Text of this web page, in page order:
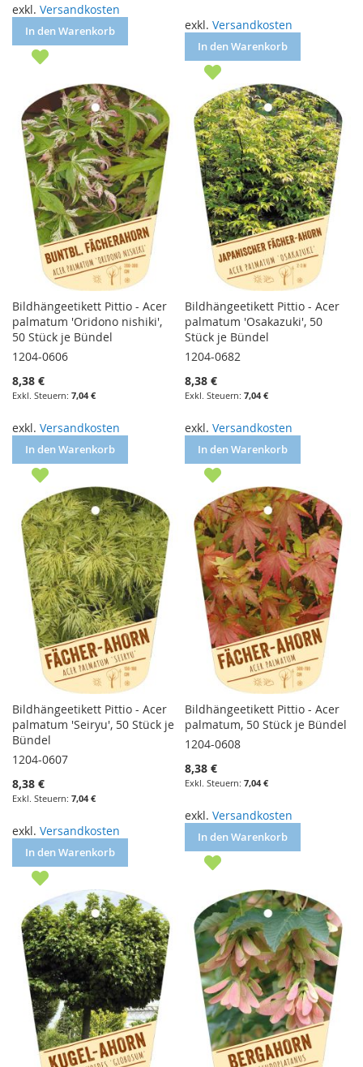
exkl. Versandkosten
In den Warenkorb exkl.Versandkosten
In den Warenkorb
Bildhängeetikett Pittio - Acer
palmatum 'Oridono nishiki',
50 Stück je Bündel
1204-0606
8,38 €
7,04 €
exkl. Versandkosten
In den Warenkorb
Bildhängeetikett Pittio - Acer
palmatum 'Osakazuki', 50
Stück je Bündel
1204-0682
8,38 €
7,04 €
exkl.Versandkosten
In den Warenkorb
Bildhängeetikett Pittio - Acer
palmatum 'Seiryu', 50 Stück je
Bündel
1204-0607
8,38 €
7,04 €
exkl. Versandkosten
In den Warenkorb
Bildhängeetikett Pittio - Acer
palmatum, 50 Stück je Bündel
1204-0608
8,38 €
7,04 €
exkl.Versandkosten
In den Warenkorb